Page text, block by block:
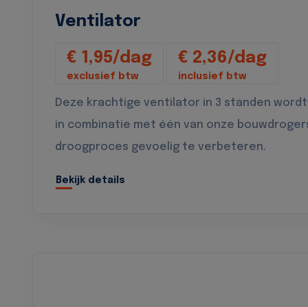
Ventilator
€ 1,95/dag
exclusief btw
€ 2,36/dag
inclusief btw
Deze krachtige ventilator in 3 standen
in combinatie met één van onze
droogproces gevoelig te verbeteren.
Bekijk details